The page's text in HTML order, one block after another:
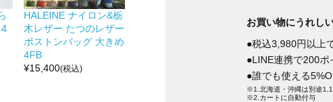
HALEINE ナイロン&栃
木レザー たつのレザー
ボストンバッグ 大きめ
4FB
¥15,400(税込)
お買い物にうれし
●税込3,980円以上
●LINE連携で200ポ
●誰でも使える
※1.北海道・沖縄は別途
※2.カートに自動付与